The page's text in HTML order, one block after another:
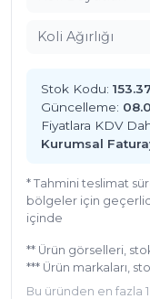
Koli Ağırlığı
Stok Kodu:
Güncelleme:
Fiyatlara KDV
Kurumsal
* Tahmini teslimat
bölgeler için
içinde
** Ürün görselleri,
*** Ürün markaları,
Bu üründen en fazla